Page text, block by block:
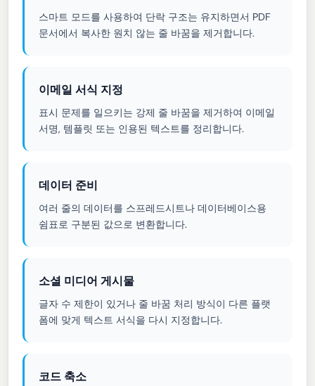
스마트 모드를 사용하여 단락 구조는 유지하면서 PDF
문서에서 복사한 원치 않는 줄 바꿈을 제거합니다.
이메일 서식 지정
표시 문제를 일으키는 강제 줄 바꿈을 제거하여 이메일
서명, 템플릿 또는 인용된 텍스트를 정리합니다.
데이터 준비
여러 줄의 데이터를 스프레드시트나 데이터베이스용
쉼표로 구분된 값으로 변환합니다.
소셜 미디어 게시물
글자 수 제한이 있거나 줄 바꿈 처리 방식이 다른 플랫
폼에 맞게 텍스트 서식을 다시 지정합니다.
코드 축소